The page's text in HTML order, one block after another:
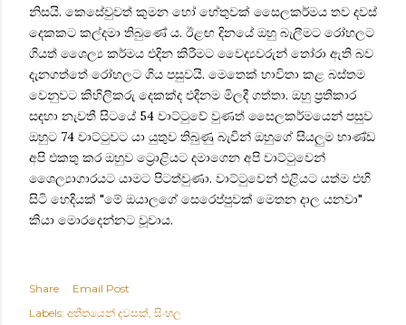
නිසයි. කෙසේවුවත් කුමන හෝ හේතුවක් සෛලකර්මය තව දවස්
දෙකකට කල්දමා තිබුණේ ය. ඊළඟ දිනයේ ඔහු බැලීමට රෝහලට
ගියත් ශෛල්‍ය කර්මය එදින කිරීමට වෛද්‍යවරුන් තෝරා ඇති බව
දැනගත්තේ රෝහලට ගිය පසුවයි. මෙතෙක් භාවිතා කළ බස්තම
වෙනුවට කිහිලිකරු දෙකක්ද එදිනම මිලදී ගත්තා. ඔහු ප්‍රතිකාර
සඳහා නැවතී සිටයේ 54 වාට්ටුවේ වුණත් සෛලකර්මයෙන් පසුව
ඔහුට 74 වාට්ටුවට යා යුතුව තිබුණු බැවින් ඔහුගේ සියලුම භාණ්ඩ
අපි එකතු කර ඔහුව ට්‍රොළියට දමාගෙන අපි වාට්ටුවෙන්
ශෛල්‍යාගාරයට යාමට පිටත්වුණා. වාට්ටුවෙන් එළියට යත්ම එහි
සිටි හෙදියක් "මේ ඔයාලගේ සෙරෙප්පුවක් මෙතන දාල යනවා"
කියා මොරදෙන්නට වූවාය.
Share
Email Post
Labels: අතීතයෙන් දවසක් සිංහල